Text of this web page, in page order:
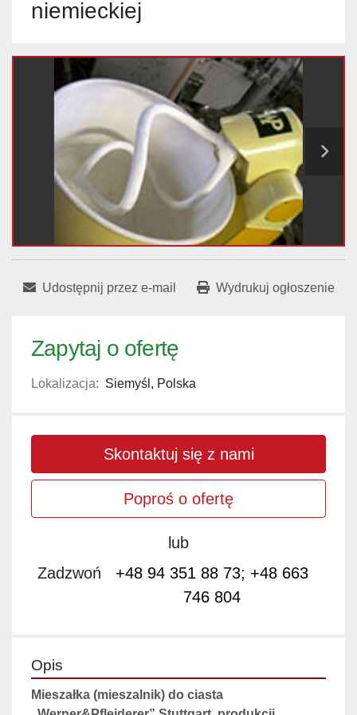
niemieckiej
Udostępnij przez e-mail Wydrukuj ogłoszenie
Zapytaj o ofertę
Lokalizacja: Siemyśl, Polska
Skontaktuj się z nami
Poproś o ofertę
lub
Zadzwoń
+48 94 351 88 73; +48 663
746 804
Opis
Mieszałka (mieszalnik) do ciasta